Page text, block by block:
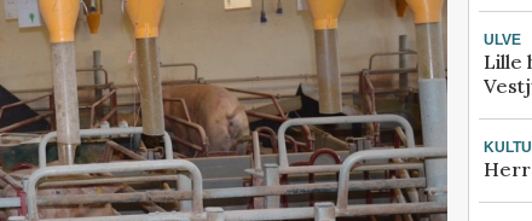
ULVE
Lille